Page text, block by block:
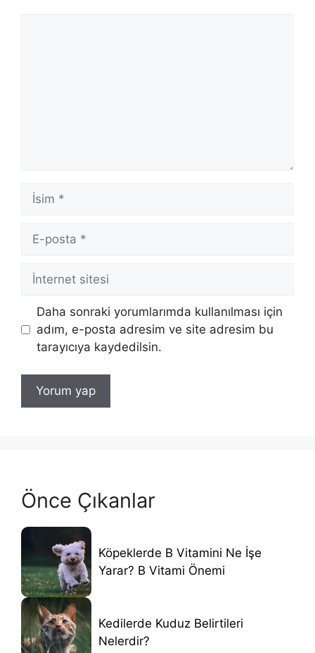
İsim
posta
İnternet
Daha sonraki yorumlarımda kullanılması için
adım, e-posta adresim ve site adresim bu
tarayıcıya kaydedilsin.
Önce Çıkanlar
Köpeklerde B Vitamini Ne İşe
Yarar? B Vitami Önemi
Kedilerde Kuduz Belirtileri
Nelerdir?